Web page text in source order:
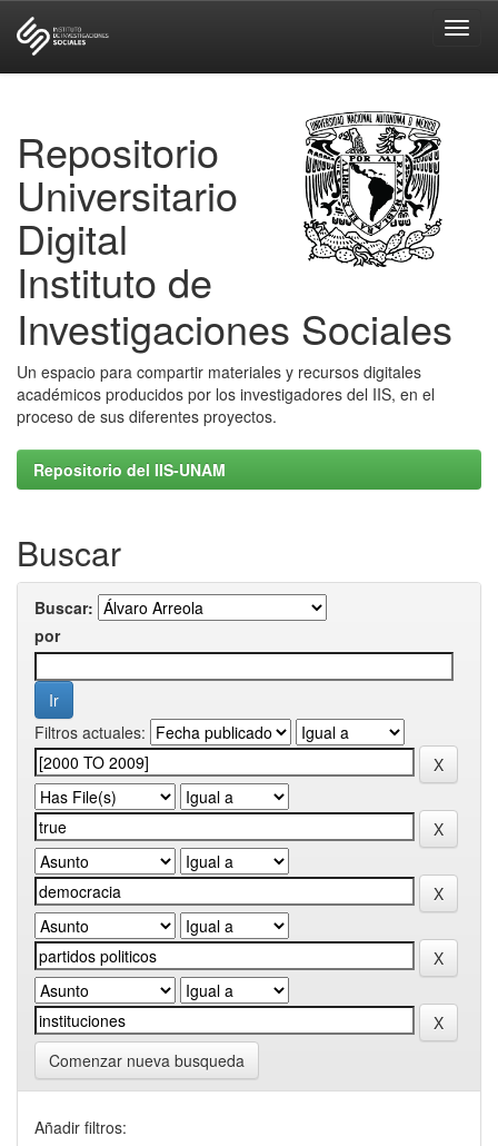
Repositorio
Universitario
Digital
Instituto de
Investigaciones Sociales
Un espacio para compartir materiales y recursos digitales
académicos producidos por los investigadores del IIS, en el
proceso de sus diferentes proyectos.
Repositorio del IIS-UNAM
Buscar
Buscar:
por
Filtros actuales:
Comenzar nueva busqueda
Añadir filtros: